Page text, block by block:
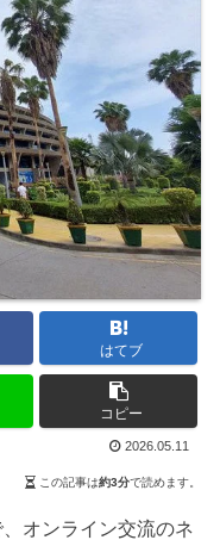
はてブ
コピー
2026.05.11
この記事は約3分で読めます。
オンライン交流のネ